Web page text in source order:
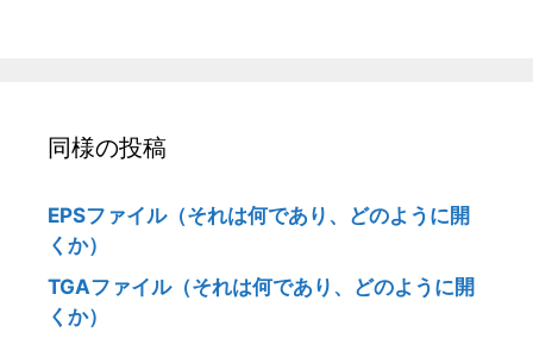
同様の投稿
EPSファイル（それは何であり、どのように開
くか）
TGAファイル（それは何であり、どのように開
くか）